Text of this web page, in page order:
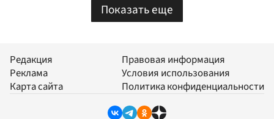
Показать еще
Редакция
Реклама
Карта сайта
Правовая информация
Условия использования
Политика конфиденциальности